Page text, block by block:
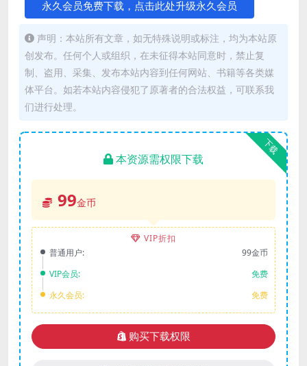
永久会员免费下载，点击此处升级永久会员
声明：本站所有文章，如无特殊说明或标注，均为本站原
创发布。任何个人或组织，在未征得本站同意时，禁止复
制、盗用、采集、发布本站内容到任何网站、书籍等各类媒
体平台。如若本站内容侵犯了原著者的合法权益，可联系我
们进行处理。
下载
本资源需权限下载
99金币
VIP折扣
普通用户:
99金币
VIP会员:
免费
永久会员:
免费
购买下载权限